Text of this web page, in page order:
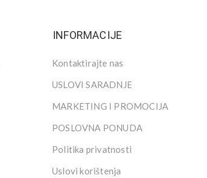
INFORMACIJE
Kontaktirajte nas
USLOVI SARADNJE
MARKETING I PROMOCIJA
POSLOVNA PONUDA
Politika privatnosti
Uslovi korištenja